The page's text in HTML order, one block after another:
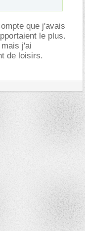
que j'avais
le plus.
j'ai
de loisirs.